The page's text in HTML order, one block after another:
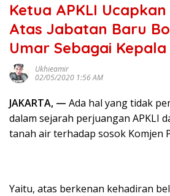
Ketua APKLI
Atas Jabatan Baru
Umar Sebagai Kepala
Ukhieamir
02/05/2020 1:56 AM
JAKARTA, — Ada hal yang tidak
dalam sejarah perjuangan APKLI
tanah air terhadap sosok Komjen
Yaitu, atas berkenan kehadiran